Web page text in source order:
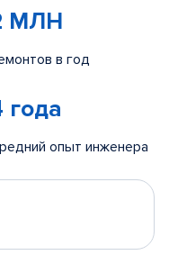
МЛН
в год
года
опыт инженера